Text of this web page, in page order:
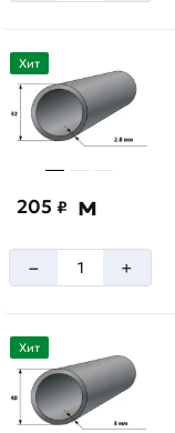
мм
89
мм
мм
7
мм
Хит
205 ₽ м
– +
Хит